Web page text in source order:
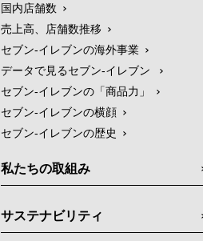
国内店舗数
売上高、店舗数推移
セブン‐イレブンの海外事業
データで見るセブン‐イレブン
セブン‐イレブンの「商品力」
セブン-イレブンの横顔
セブン-イレブンの歴史
私たちの取組み
サステナビリティ